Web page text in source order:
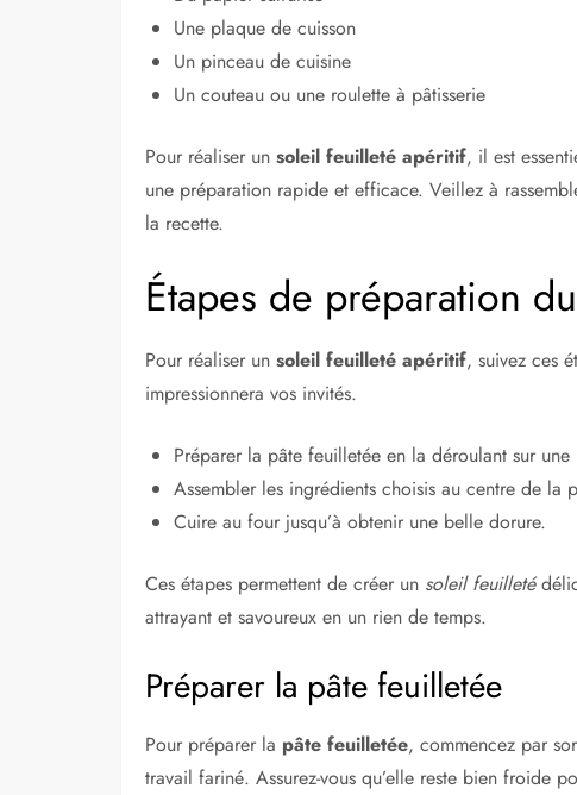
Une plaque de cuisson
Un pinceau de cuisine
Un couteau ou une roulette à pâtisserie
Pour réaliser un soleil feuilleté apéritif, il est
une préparation rapide et efficace. Veillez à
la recette.
Étapes de préparation
Pour réaliser un soleil feuilleté apéritif, suivez ces
impressionnera vos invités.
Préparer la pâte feuilletée en la déroulant sur une
Assembler les ingrédients choisis au centre de la
Cuire au four jusqu’à obtenir une belle dorure.
Ces étapes permettent de créer un soleil feuilleté
attrayant et savoureux en un rien de temps.
Préparer la pâte feuilletée
Pour préparer la pâte feuilletée, commencez par
travail fariné. Assurez-vous qu’elle reste bien froide